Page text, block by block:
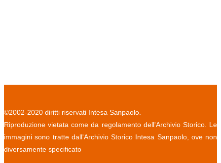
©2002-2020 diritti riservati Intesa Sanpaolo.
Riproduzione vietata come da regolamento dell'Archivio Storico. Le
immagini sono tratte dall'Archivio Storico Intesa Sanpaolo, ove non
diversamente specificato